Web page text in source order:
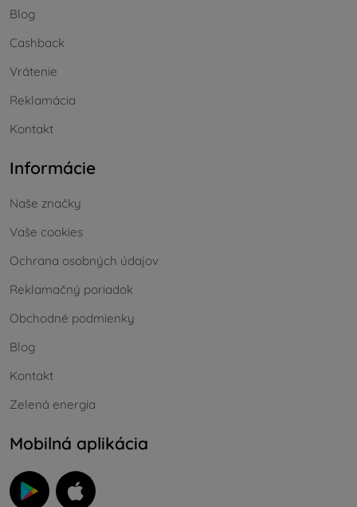
Blog
Cashback
Vrátenie
Reklamácia
Kontakt
Informácie
Naše značky
Vaše cookies
Ochrana osobných údajov
Reklamačný poriadok
Obchodné podmienky
Blog
Kontakt
Zelená energia
Mobilná aplikácia